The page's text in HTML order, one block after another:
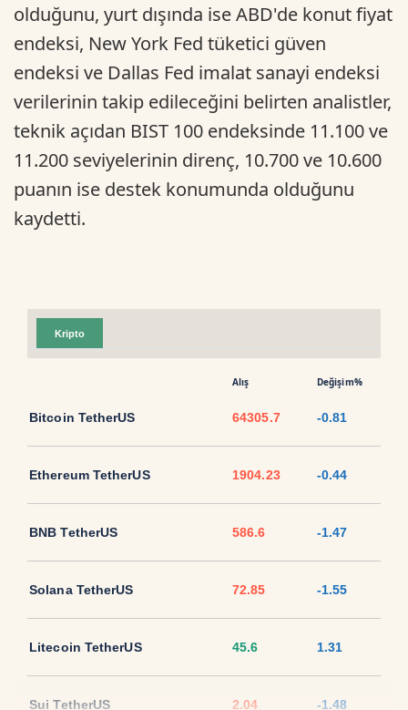
olduğunu, yurt dışında ise ABD'de konut fiyat
endeksi, New York Fed tüketici güven
endeksi ve Dallas Fed imalat sanayi endeksi
verilerinin takip edileceğini belirten analistler,
teknik açıdan BIST 100 endeksinde 11.100 ve
11.200 seviyelerinin direnç, 10.700 ve 10.600
puanın ise destek konumunda olduğunu
kaydetti.
Kripto
Alış Değişim%
Bitcoin TetherUS 64305.7 -0.81
Ethereum TetherUS 1904.23 -0.44
BNB TetherUS 586.6 -1.47
Solana TetherUS 72.85 -1.55
Litecoin TetherUS 45.6 1.31
Sui TetherUS 2.04 -1.48